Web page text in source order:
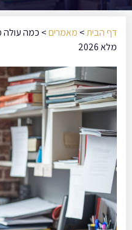
דף הבית> מאמרים> כמה עולה
מלא 2026